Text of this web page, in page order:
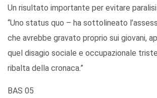
Un risultato importante per evitare
“Uno status quo – ha sottolineato
che avrebbe gravato proprio sui giovani,
quel disagio sociale e occupazionale
ribalta della cronaca.”
BAS 05